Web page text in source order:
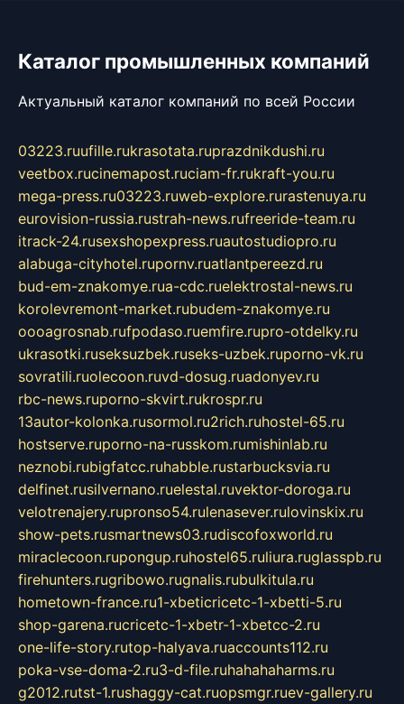
Каталог промышленных компаний
Актуальный каталог компаний по всей России
03223.ruufille.rukrasotata.ruprazdnikdushi.ru
veetbox.rucinemapost.ruciam-fr.rukraft-you.ru
mega-press.ru03223.ruweb-explore.rurastenuya.ru
eurovision-russia.rustrah-news.rufreeride-team.ru
itrack-24.rusexshopexpress.ruautostudiopro.ru
alabuga-cityhotel.rupornv.ruatlantpereezd.ru
bud-em-znakomye.rua-cdc.ruelektrostal-news.ru
korolevremont-market.rubudem-znakomye.ru
oooagrosnab.rufpodaso.ruemfire.rupro-otdelky.ru
ukrasotki.ruseksuzbek.ruseks-uzbek.ruporno-vk.ru
sovratili.ruolecoon.ruvd-dosug.ruadonyev.ru
rbc-news.ruporno-skvirt.rukrospr.ru
13autor-kolonka.rusormol.ru2rich.ruhostel-65.ru
hostserve.ruporno-na-russkom.rumishinlab.ru
neznobi.rubigfatcc.ruhabble.rustarbucksvia.ru
delfinet.rusilvernano.ruelestal.ruvektor-doroga.ru
velotrenajery.rupronso54.rulenasever.rulovinskix.ru
show-pets.rusmartnews03.rudiscofoxworld.ru
miraclecoon.rupongup.ruhostel65.ruliura.ruglasspb.ru
firehunters.rugribowo.rugnalis.rubulkitula.ru
hometown-france.ru1-xbeticricetc-1-xbetti-5.ru
shop-garena.rucricetc-1-xbetr-1-xbetcc-2.ru
one-life-story.rutop-halyava.ruaccounts112.ru
poka-vse-doma-2.ru3-d-file.ruhahahaharms.ru
g2012.rutst-1.rushaggy-cat.ruopsmgr.ruev-gallery.ru